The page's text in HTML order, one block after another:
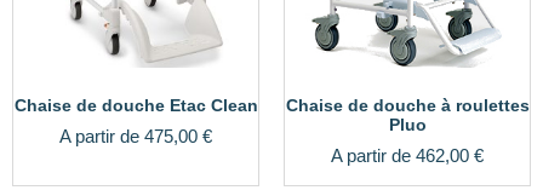
Chaise de douche Etac Clean
A partir de 475,00 €
Chaise de douche à roulettes
Pluo
A partir de 462,00 €